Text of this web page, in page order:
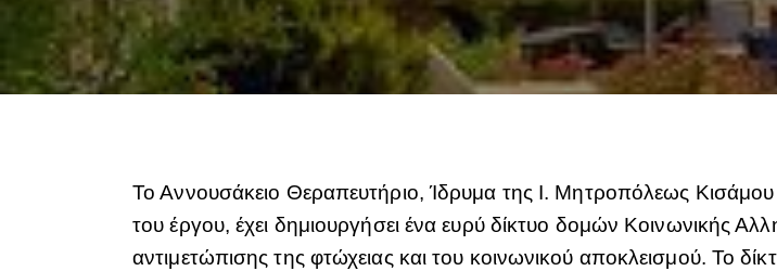
Το Αννουσάκειο Θεραπευτήριο, Ίδρυμα της Ι. Μητροπόλεως Κισάμου
του έργου, έχει δημιουργήσει ένα ευρύ δίκτυο δομών Κοινωνικής
αντιμετώπισης της φτώχειας και του κοινωνικού αποκλεισμού. Το